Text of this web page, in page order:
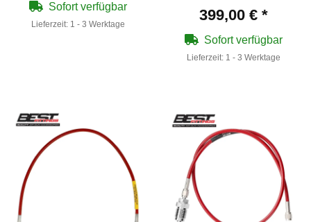
Sofort verfügbar
Lieferzeit: 1 - 3 Werktage
399,00 € *
Sofort verfügbar
Lieferzeit: 1 - 3 Werktage